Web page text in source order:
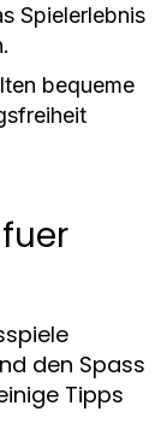
Spielerlebnis
bequeme
den Spass
Tipps